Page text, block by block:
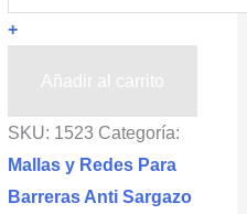
Contra
Medusas
2.5x30m
ICARO®
cantidad
+
Añadir al carrito
SKU: 1523 Categoría:
Mallas y Redes Para
Barreras Anti Sargazo